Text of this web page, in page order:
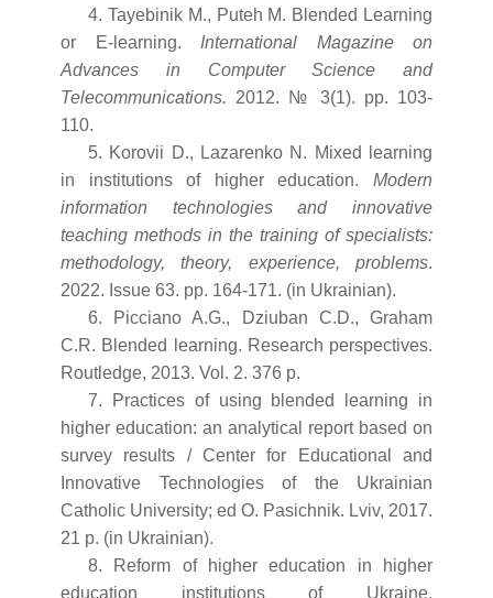
4. Tayebinik M., Puteh M. Blended Learning
or E-learning. International Magazine on
Advances in Computer Science and
Telecommunications. 2012. № 3(1). pp. 103-
110.
5. Korovii D., Lazarenko N. Mixed learning
in institutions of higher education. Modern
information technologies and innovative
teaching methods in the training of specialists:
methodology, theory, experience, problems.
2022. Issue 63. pp. 164-171. (in Ukrainian).
6. Picciano A.G., Dziuban C.D., Graham
C.R. Blended learning. Research perspectives.
Routledge, 2013. Vol. 2. 376 p.
7. Practices of using blended learning in
higher education: an analytical report based on
survey results / Center for Educational and
Innovative Technologies of the Ukrainian
Catholic University; ed O. Pasichnik. Lviv, 2017.
21 p. (in Ukrainian).
8. Reform of higher education in higher
education institutions of Ukraine.